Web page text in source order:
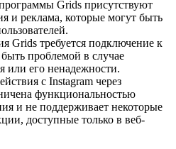
Grids присутствуют
и реклама, которые могут быть
Grids требуется подключение к
проблемой в случае
или его ненадежности.
с Instagram через
функциональностью
и не поддерживает некоторые
доступные только в веб-